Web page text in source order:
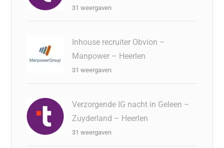
31 weergaven
Inhouse recruiter Obvion –
Manpower – Heerlen
31 weergaven
Verzorgende IG nacht in Geleen –
Zuyderland – Heerlen
31 weergaven